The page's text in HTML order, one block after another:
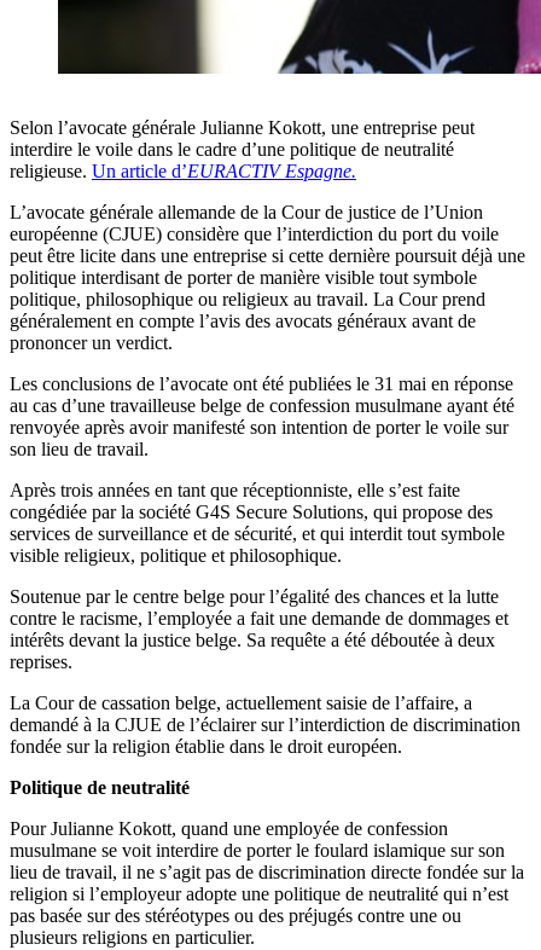
Selon l’avocate générale Julianne Kokott, une entreprise peut
interdire le voile dans le cadre d’une politique de neutralité
religieuse. Un article d’EURACTIV Espagne.
L’avocate générale allemande de la Cour de justice de l’Union
européenne (CJUE) considère que l’interdiction du port du voile
peut être licite dans une entreprise si cette dernière poursuit déjà une
politique interdisant de porter de manière visible tout symbole
politique, philosophique ou religieux au travail. La Cour prend
généralement en compte l’avis des avocats généraux avant de
prononcer un verdict.
Les conclusions de l’avocate ont été publiées le 31 mai en réponse
au cas d’une travailleuse belge de confession musulmane ayant été
renvoyée après avoir manifesté son intention de porter le voile sur
son lieu de travail.
Après trois années en tant que réceptionniste, elle s’est faite
congédiée par la société G4S Secure Solutions, qui propose des
services de surveillance et de sécurité, et qui interdit tout symbole
visible religieux, politique et philosophique.
Soutenue par le centre belge pour l’égalité des chances et la lutte
contre le racisme, l’employée a fait une demande de dommages et
intérêts devant la justice belge. Sa requête a été déboutée à deux
reprises.
La Cour de cassation belge, actuellement saisie de l’affaire, a
demandé à la CJUE de l’éclairer sur l’interdiction de discrimination
fondée sur la religion établie dans le droit européen.
Politique de neutralité
Pour Julianne Kokott, quand une employée de confession
musulmane se voit interdire de porter le foulard islamique sur son
lieu de travail, il ne s’agit pas de discrimination directe fondée sur la
religion si l’employeur adopte une politique de neutralité qui n’est
pas basée sur des stéréotypes ou des préjugés contre une ou
plusieurs religions en particulier.